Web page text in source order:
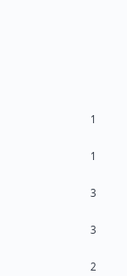
1
1
3
3
2